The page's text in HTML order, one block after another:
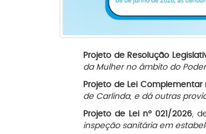
Projeto de Resolução
da Mulher no âmbito do
Projeto de Lei Complementar
de Carlinda, e dá outras
Projeto de Lei nº 021/2026,
inspeção sanitária em